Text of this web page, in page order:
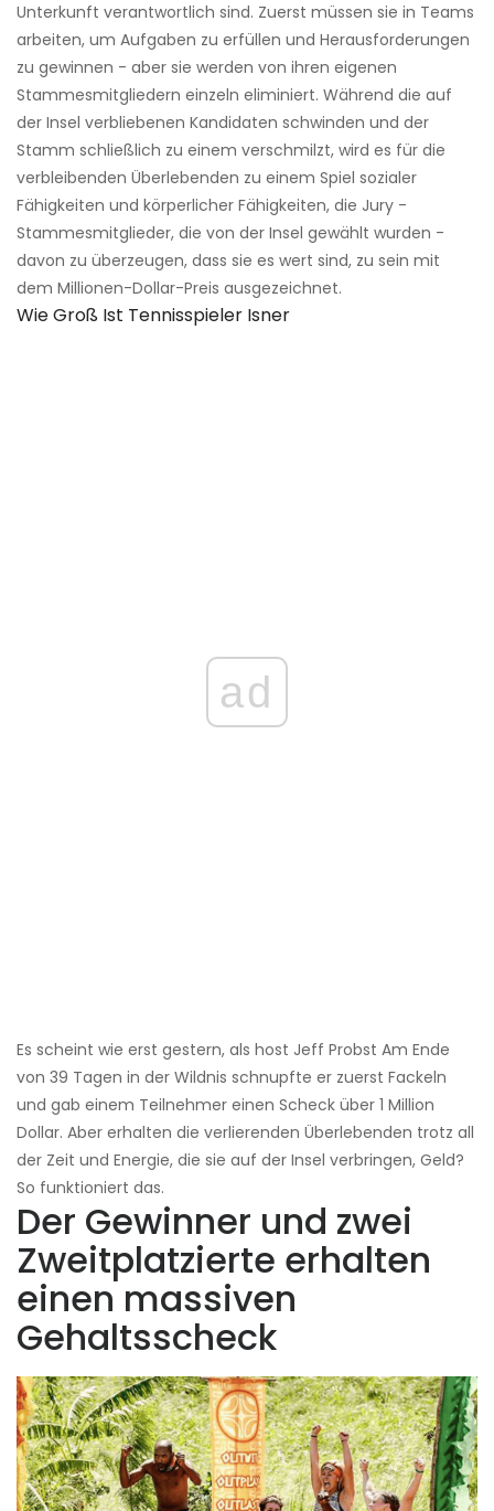
Unterkunft verantwortlich sind. Zuerst müssen sie in Teams
arbeiten, um Aufgaben zu erfüllen und Herausforderungen
zu gewinnen - aber sie werden von ihren eigenen
Stammesmitgliedern einzeln eliminiert. Während die auf
der Insel verbliebenen Kandidaten schwinden und der
Stamm schließlich zu einem verschmilzt, wird es für die
verbleibenden Überlebenden zu einem Spiel sozialer
Fähigkeiten und körperlicher Fähigkeiten, die Jury -
Stammesmitglieder, die von der Insel gewählt wurden -
davon zu überzeugen, dass sie es wert sind, zu sein mit
dem Millionen-Dollar-Preis ausgezeichnet.
Wie Groß Ist Tennisspieler Isner
ad
Es scheint wie erst gestern, als host Jeff Probst Am Ende
von 39 Tagen in der Wildnis schnupfte er zuerst Fackeln
und gab einem Teilnehmer einen Scheck über 1 Million
Dollar. Aber erhalten die verlierenden Überlebenden trotz all
der Zeit und Energie, die sie auf der Insel verbringen, Geld?
So funktioniert das.
Der Gewinner und zwei
Zweitplatzierte erhalten
einen massiven
Gehaltsscheck